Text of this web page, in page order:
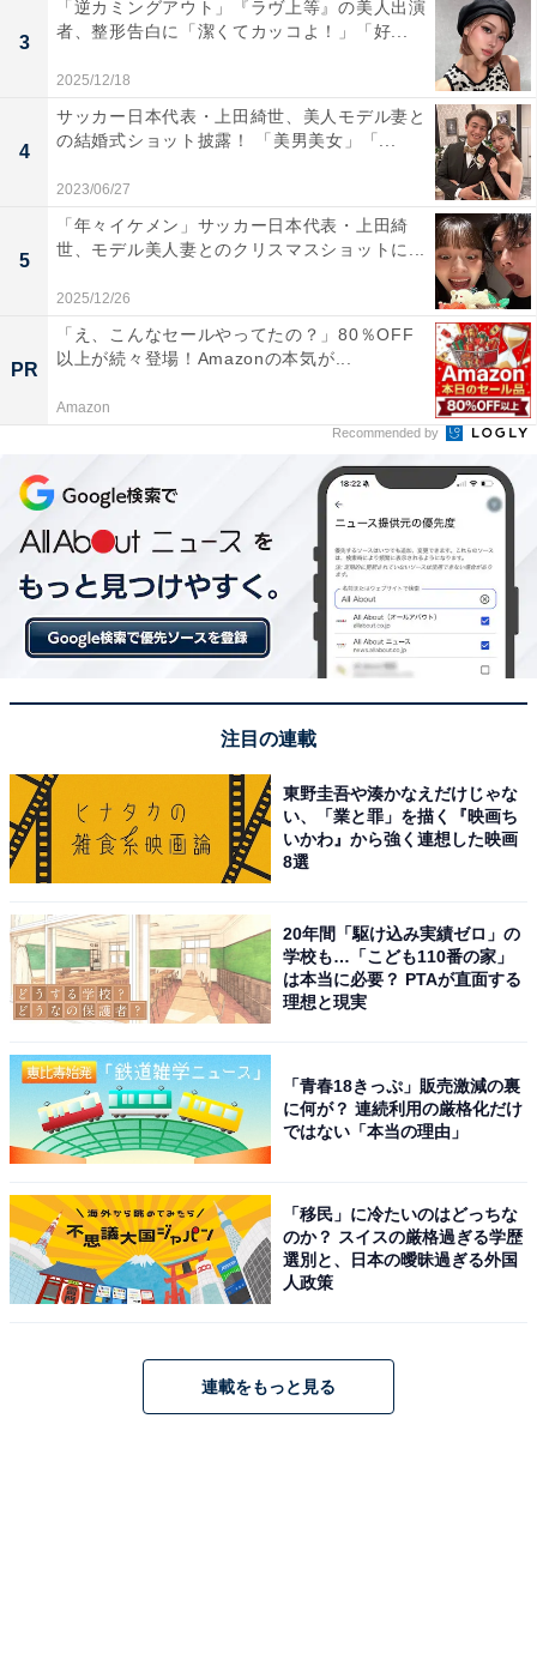
3
「逆カミングアウト」『ラヴ上等』の美人出演
者、整形告白に「潔くてカッコよ！」「好...
2025/12/18
4
サッカー日本代表・上田綺世、美人モデル妻と
の結婚式ショット披露！ 「美男美女」「...
2023/06/27
5
「年々イケメン」サッカー日本代表・上田綺
世、モデル美人妻とのクリスマスショットに...
2025/12/26
PR
「え、こんなセールやってたの？」80％OFF
以上が続々登場！Amazonの本気が...
Amazon
Recommended by
注目の連載
東野圭吾や湊かなえだけじゃな
い、「業と罪」を描く『映画ち
いかわ』から強く連想した映画
8選
20年間「駆け込み実績ゼロ」の
学校も…「こども110番の家」
は本当に必要？ PTAが直面する
理想と現実
「青春18きっぷ」販売激減の裏
に何が？ 連続利用の厳格化だけ
ではない「本当の理由」
「移民」に冷たいのはどっちな
のか？ スイスの厳格過ぎる学歴
選別と、日本の曖昧過ぎる外国
人政策
連載をもっと見る